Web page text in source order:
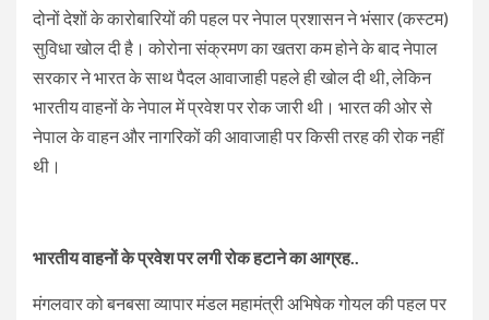
दोनों देशों के कारोबारियों की पहल पर नेपाल प्रशासन ने भंसार (कस्टम)
सुविधा खोल दी है। कोरोना संक्रमण का खतरा कम होने के बाद नेपाल
सरकार ने भारत के साथ पैदल आवाजाही पहले ही खोल दी थी, लेकिन
भारतीय वाहनों के नेपाल में प्रवेश पर रोक जारी थी। भारत की ओर से
नेपाल के वाहन और नागरिकों की आवाजाही पर किसी तरह की रोक नहीं
थी।
भारतीय वाहनों के प्रवेश पर लगी रोक हटाने का आग्रह..
मंगलवार को बनबसा व्यापार मंडल महामंत्री अभिषेक गोयल की पहल पर